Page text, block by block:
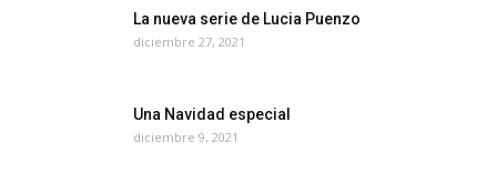
La nueva serie de Lucia Puenzo
diciembre 27, 2021
Una Navidad especial
diciembre 9, 2021